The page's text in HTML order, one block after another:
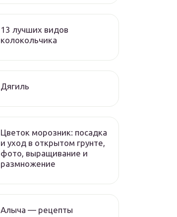
13 лучших видов
колокольчика
Дягиль
Цветок морозник: посадка
и уход в открытом грунте,
фото, выращивание и
размножение
Алыча — рецепты